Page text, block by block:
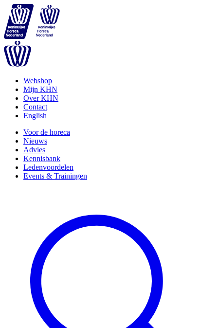
Webshop
Mijn KHN
Over KHN
Contact
English
Voor de horeca
Nieuws
Advies
Kennisbank
Ledenvoordelen
Events & Trainingen